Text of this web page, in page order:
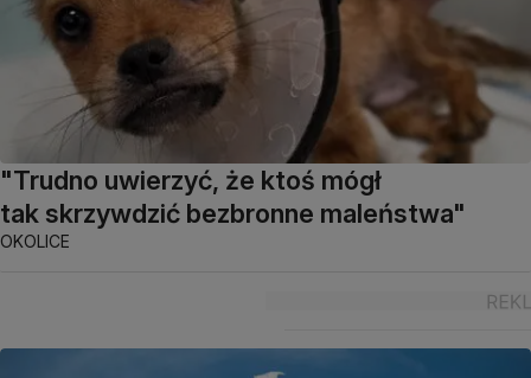
"Trudno uwierzyć, że ktoś mógł
tak skrzywdzić bezbronne maleństwa"
OKOLICE